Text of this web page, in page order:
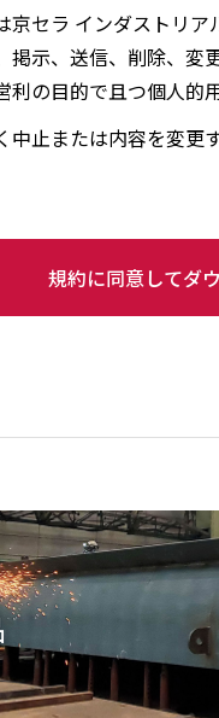
京セラ インダストリ
掲示、送信、削除、
利の目的で且つ個人的
中止または内容を変更
規約に同意してダ